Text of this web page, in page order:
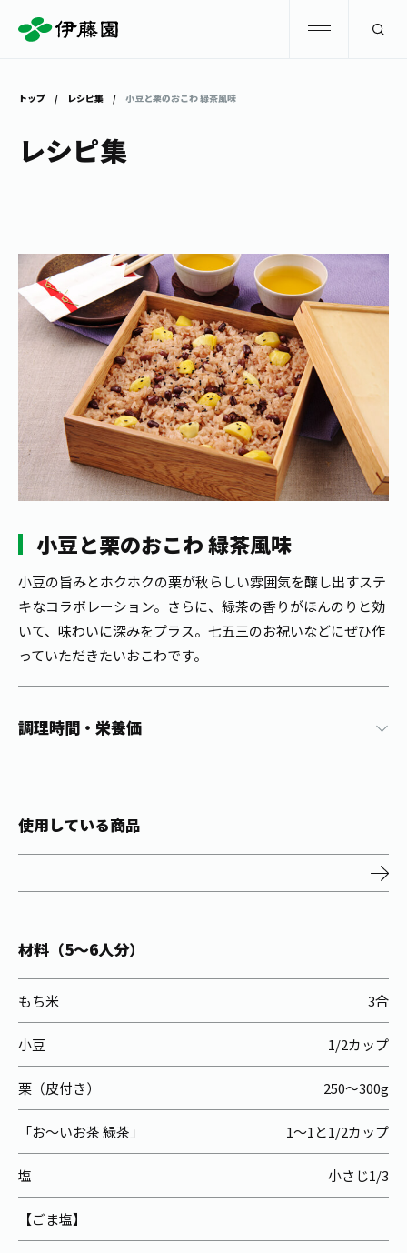
お〜いお茶
健康ミネラルむぎ茶
TULLY'S COFFEE
1日分の野菜
商品情報
ブランドから探す
カテゴリーから探す
キーワードから探す
製品の原料産地
お茶を知る・楽しむ
お茶を知る・楽しむ
お茶を楽しむ
お茶のいれ方
動画ギャラリー
レシピ集
お茶百科キッズ
茶産地育成事業
茶殻リサイクルシステム
お茶の妖精
体験・イベント
体験・イベント
見学・体験
工場見学
お茶の複合型博物館
食育・イベント
新俳句大賞
店舗・通販
店舗・通販
伊藤園の店舗トップ
茶寮伊藤園
店舗検索
通信販売トップ
Inner CHARM
Crazy Jasmine
お客様相談室
企業情報 GLOBAL
トップ レシピ集 小豆と栗のおこわ 緑茶風味
レシピ集
小豆と栗のおこわ 緑茶風味
小豆の旨みとホクホクの栗が秋らしい雰囲気を醸し出すステ
キなコラボレーション。さらに、緑茶の香りがほんのりと効
いて、味わいに深みをプラス。七五三のお祝いなどにぜひ作
っていただきたいおこわです。
調理時間・栄養価
使用している商品
材料（5～6人分）
もち米 3合
小豆 1/2カップ
栗（皮付き） 250～300g
「お～いお茶 緑茶」 1～1と1/2カップ
塩 小さじ1/3
【ごま塩】